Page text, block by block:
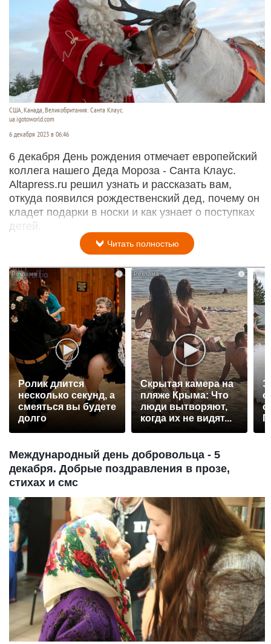
США, Канада, Великобритания: Санта Клаус.
ua.igotoworld.com
6 декабря 2023 в 06:46
6 декабря День рождения отмечает европейский
коллега нашего Деда Мороза - Санта Клаус.
Altapress.ru решил узнать и рассказать вам,
откуда появился рождественский дед, почему он
кладет подарки в носки и как узнает о поступках
детей.
Читать полностью
Ролик длится
несколько секунд, а
смеяться вы будете
долго
i
Скрытая камера на
пляже Крыма: Что
люди вытворяют,
когда их не видят...
Международный день добровольца - 5
декабря. Добрые поздравления в прозе,
стихах и смс